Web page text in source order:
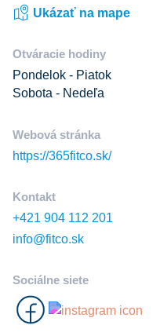
Ukázať na mape
Otváracie hodiny
Pondelok - Piatok
Sobota - Nedeľa
Webová stránka
https://365fitco.sk/
Kontakt
+421 904 112 201
info@fitco.sk
Sociálne siete